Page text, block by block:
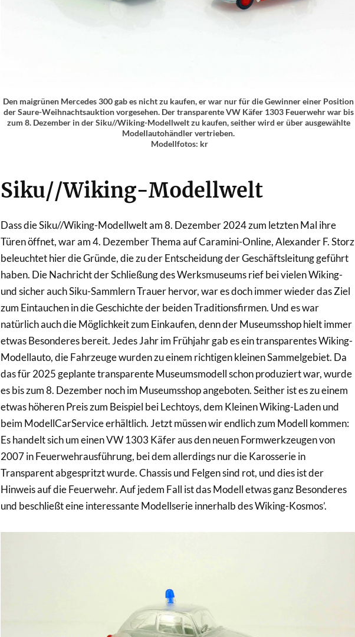
Den maigrünen Mercedes 300 gab es nicht zu kaufen, er war nur für die Gewinner einer Position
der Saure-Weihnachtsauktion vorgesehen. Der transparente VW Käfer 1303 Feuerwehr war bis
zum 8. Dezember in der Siku//Wiking-Modellwelt zu kaufen, seither wird er über ausgewählte
Modellautohändler vertrieben.
Modellfotos: kr
Siku//Wiking-Modellwelt
Dass die Siku//Wiking-Modellwelt am 8. Dezember 2024 zum letzten Mal ihre
Türen öffnet, war am 4. Dezember Thema auf Caramini-Online, Alexander F. Storz
beleuchtet hier die Gründe, die zu der Entscheidung der Geschäftsleitung geführt
haben. Die Nachricht der Schließung des Werksmuseums rief bei vielen Wiking-
und sicher auch Siku-Sammlern Trauer hervor, war es doch immer wieder das Ziel
zum Eintauchen in die Geschichte der beiden Traditionsfirmen. Und es war
natürlich auch die Möglichkeit zum Einkaufen, denn der Museumsshop hielt immer
etwas Besonderes bereit. Jedes Jahr im Frühjahr gab es ein transparentes Wiking-
Modellauto, die Fahrzeuge wurden zu einem richtigen kleinen Sammelgebiet. Da
das für 2025 geplante transparente Museumsmodell schon produziert war, wurde
es bis zum 8. Dezember noch im Museumsshop angeboten. Seither ist es zu einem
etwas höheren Preis zum Beispiel bei Lechtoys, dem Kleinen Wiking-Laden und
beim ModellCarService erhältlich. Jetzt müssen wir endlich zum Modell kommen:
Es handelt sich um einen VW 1303 Käfer aus den neuen Formwerkzeugen von
2007 in Feuerwehrausführung, bei dem allerdings nur die Karosserie in
Transparent abgespritzt wurde. Chassis und Felgen sind rot, und dies ist der
Hinweis auf die Feuerwehr. Auf jedem Fall ist das Modell etwas ganz Besonderes
und beschließt eine interessante Modellserie innerhalb des Wiking-Kosmos’.